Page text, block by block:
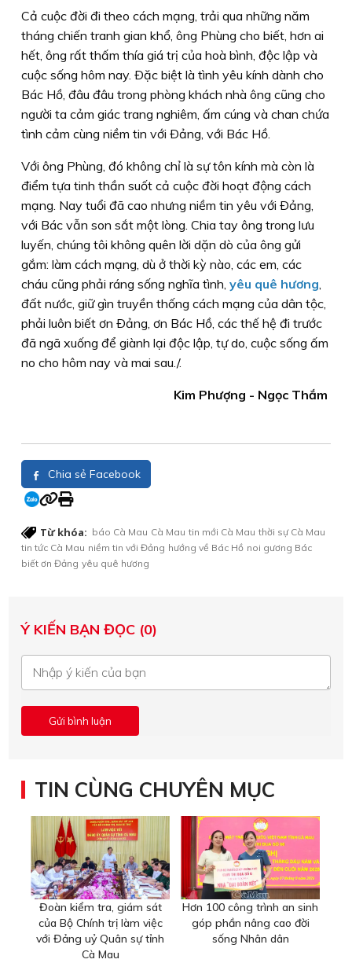
Cả cuộc đời đi theo cách mạng, trải qua những năm
tháng chiến tranh gian khổ, ông Phùng cho biết, hơn ai
hết, ông rất thấm thía giá trị của hoà bình, độc lập và
cuộc sống hôm nay. Ðặc biệt là tình yêu kính dành cho
Bác Hồ, đâu đâu trong phòng khách nhà ông cũng cho
người ta cảm giác trang nghiêm, ấm cúng và chan chứa
tình cảm cùng niềm tin với Ðảng, với Bác Hồ.
Với ông Phùng, đó không chỉ là sự tôn kính mà còn là
điểm tựa tinh thần suốt cả cuộc đời hoạt động cách
mạng. Nay tuổi đã cao nhưng niềm tin yêu với Ðảng,
với Bác vẫn son sắt một lòng. Chia tay ông trong lưu
luyến, chúng tôi không quên lời dặn dò của ông gửi
gắm: làm cách mạng, dù ở thời kỳ nào, các em, các
cháu cũng phải ráng sống nghĩa tình, yêu quê hương,
đất nước, giữ gìn truyền thống cách mạng của dân tộc,
phải luôn biết ơn Ðảng, ơn Bác Hồ, các thế hệ đi trước
đã ngã xuống để giành lại độc lập, tự do, cuộc sống ấm
no cho hôm nay và mai sau./.
Kim Phượng - Ngọc Thắm
Chia sẻ Facebook
Từ khóa: báo Cà Mau Cà Mau tin mới Cà Mau thời sự Cà Mau
tin tức Cà Mau niềm tin với Đảng hướng về Bác Hồ noi gương Bác
biết ơn Đảng yêu quê hương
Ý KIẾN BẠN ĐỌC (0)
TIN CÙNG CHUYÊN MỤC
Đoàn kiểm tra, giám sát
của Bộ Chính trị làm việc
với Đảng uỷ Quân sự tỉnh
Cà Mau
Hơn 100 công trình an sinh
góp phần nâng cao đời
sống Nhân dân